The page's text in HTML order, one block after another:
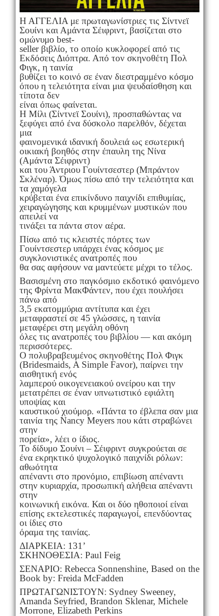
Η ΑΓΓΕΛΙΑ με πρωταγωνίστριες τις Σίντνεϊ
Σουίνι και Αμάντα Σέιφριντ, βασίζεται στο
ομώνυμο best-
seller βιβλίο, το οποίο κυκλοφορεί από τις
Εκδόσεις Διόπτρα. Από τον σκηνοθέτη Πολ
Φιγκ, η ταινία
βυθίζει το κοινό σε έναν διεστραμμένο κόσμο
όπου η τελειότητα είναι μια ψευδαίσθηση και
τίποτα δεν
είναι όπως φαίνεται.
Η Μίλι (Σίντνεϊ Σουίνι), προσπαθώντας να
ξεφύγει από ένα δύσκολο παρελθόν, δέχεται
μια
φαινομενικά ιδανική δουλειά ως εσωτερική
οικιακή βοηθός στην έπαυλη της Νίνα
(Αμάντα Σέιφριντ)
και του Άντριου Γουίντσεστερ (Μπράντον
Σκλέναρ). Όμως πίσω από την τελειότητα και
τα χαμόγελα
κρύβεται ένα επικίνδυνο παιχνίδι επιθυμίας,
χειραγώγησης και κρυμμένων μυστικών που
απειλεί να
τινάξει τα πάντα στον αέρα.
Πίσω από τις κλειστές πόρτες των
Γουίντσεστερ υπάρχει ένας κόσμος με
συγκλονιστικές ανατροπές που
θα σας αφήσουν να μαντεύετε μέχρι το τέλος.
Βασισμένη στο παγκόσμιο εκδοτικό φαινόμενο
της Φρίντα ΜακΦάντεν, που έχει πουλήσει
πάνω από
3,5 εκατομμύρια αντίτυπα και έχει
μεταφραστεί σε 45 γλώσσες, η ταινία
μεταφέρει στη μεγάλη οθόνη
όλες τις ανατροπές του βιβλίου — και ακόμη
περισσότερες.
Ο πολυβραβευμένος σκηνοθέτης Πολ Φιγκ
(Bridesmaids, A Simple Favor), παίρνει την
αισθητική ενός
λαμπερού οικογενειακού ονείρου και την
μετατρέπει σε έναν υπνωτιστικό εφιάλτη
υποψίας και
καυστικού χιούμορ. «Πάντα το έβλεπα σαν μια
ταινία της Nancy Meyers που κάτι στραβώνει
στην
πορεία», λέει ο ίδιος.
Το δίδυμο Σουίνι – Σέιφριντ συγκρούεται σε
ένα εκρηκτικό ψυχολογικό παιχνίδι ρόλων:
αθωότητα
απέναντι στο προνόμιο, επιβίωση απέναντι
στην κυριαρχία, προσωπική αλήθεια απέναντι
στην
κοινωνική εικόνα. Και οι δύο ηθοποιοί είναι
επίσης εκτελεστικές παραγωγοί, επενδύοντας
οι ίδιες στο
όραμα της ταινίας.
ΔΙΑΡΚΕΙΑ: 131’
ΣΚΗΝΟΘΕΣΙΑ: Paul Feig
ΣΕΝΑΡΙΟ: Rebecca Sonnenshine, Based on the
Book by: Freida McFadden
ΠΡΩΤΑΓΩΝΙΣΤΟΥΝ: Sydney Sweeney,
Amanda Seyfried, Brandon Sklenar, Michele
Morrone, Elizabeth Perkins